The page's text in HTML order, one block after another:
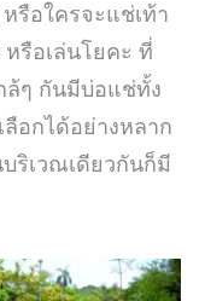
รือใครจะแช่เท้า
รือเล่นโยคะ ที่
ล้ๆ กันมีบ่อแช่ทั้ง
ลือกได้อย่างหลาก
ริเวณเดียวกันก็มี